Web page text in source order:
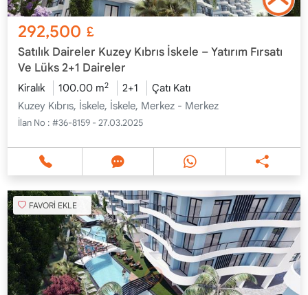
292,500 £
Satılık Daireler Kuzey Kıbrıs İskele – Yatırım Fırsatı
Ve Lüks 2+1 Daireler
Kiralık 100.00 m2 2+1
Çatı Katı
Kuzey Kıbrıs, İskele, İskele, Merkez - Merkez
İlan No : #36-8159 - 27.03.2025
FAVORİ EKLE